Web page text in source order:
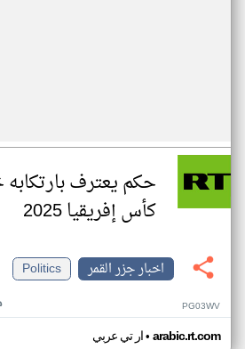
حكم يعترف
كأس إفريقيا 2025
اخبار جزر القمر
Politics
PG03WV
ار تي عربي• arabic.rt.com